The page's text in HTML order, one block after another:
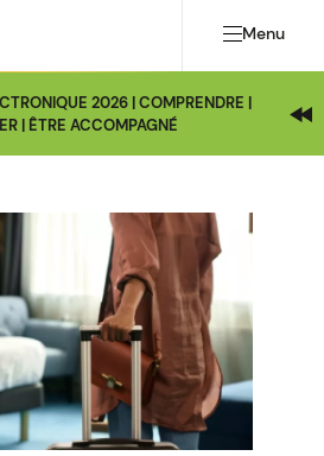
Menu
2026 | COMPRENDRE |
| ÊTRE ACCOMPAGNÉ